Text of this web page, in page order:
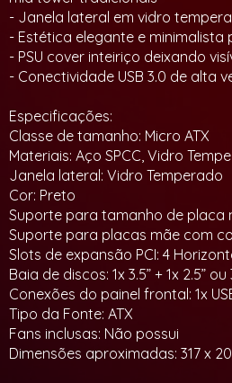
- Janela lateral em vidro
- Estética elegante e
- PSU cover inteiriço deixando
- Conectividade USB 3.0 de alta
Especificações:
Classe de tamanho: Micro ATX
Materiais: Aço SPCC, Vidro
Janela lateral: Vidro Temperado
Cor: Preto
Suporte para tamanho de placa
Suporte para placas mãe com
Slots de expansão PCI: 4
Baia de discos: 1x 3.5” + 1x 2.5” ou
Conexões do painel frontal: 1x
Tipo da Fonte: ATX
Fans inclusas: Não possui
Dimensões aproximadas: 317 x